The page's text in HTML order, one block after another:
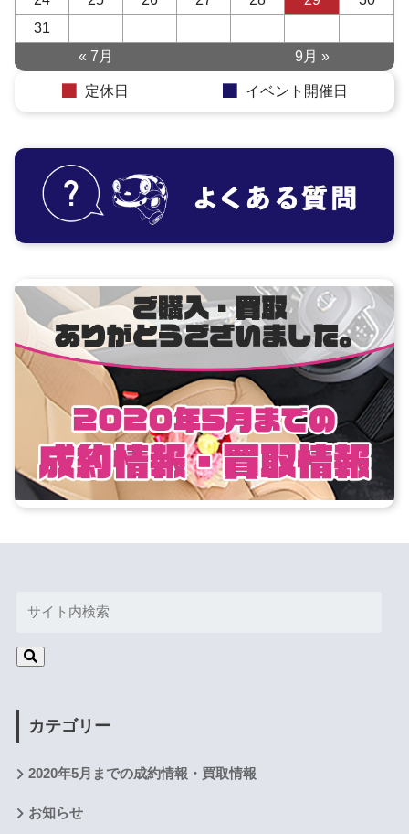
31
« 7月
9月 »
定休日 イベント開催日
カテゴリー
2020年5月までの成約情報・買取情報
お知らせ